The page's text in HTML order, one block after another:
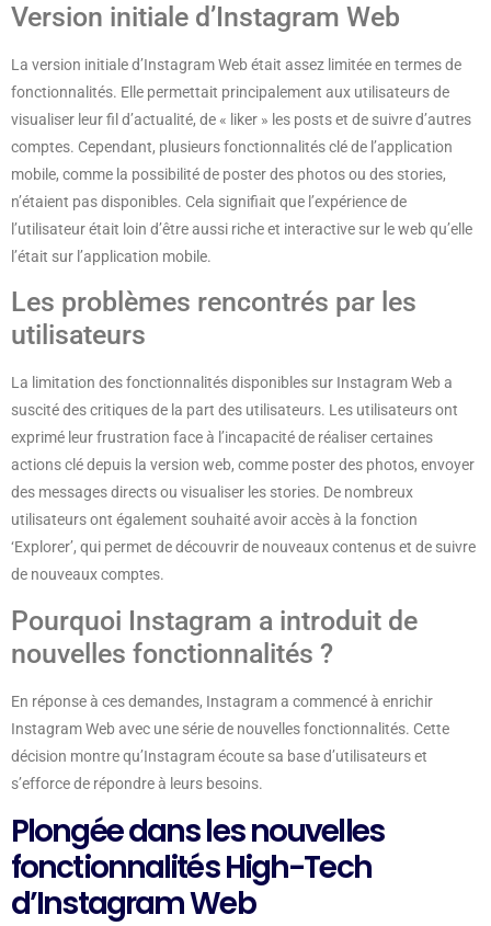
Version initiale d’Instagram Web
La version initiale d’Instagram Web était assez limitée en termes de
fonctionnalités. Elle permettait principalement aux utilisateurs de
visualiser leur fil d’actualité, de « liker » les posts et de suivre d’autres
comptes. Cependant, plusieurs fonctionnalités clé de l’application
mobile, comme la possibilité de poster des photos ou des stories,
n’étaient pas disponibles. Cela signifiait que l’expérience de
l’utilisateur était loin d’être aussi riche et interactive sur le web qu’elle
l’était sur l’application mobile.
Les problèmes rencontrés par les
utilisateurs
La limitation des fonctionnalités disponibles sur Instagram Web a
suscité des critiques de la part des utilisateurs. Les utilisateurs ont
exprimé leur frustration face à l’incapacité de réaliser certaines
actions clé depuis la version web, comme poster des photos, envoyer
des messages directs ou visualiser les stories. De nombreux
utilisateurs ont également souhaité avoir accès à la fonction
‘Explorer’, qui permet de découvrir de nouveaux contenus et de suivre
de nouveaux comptes.
Pourquoi Instagram a introduit de
nouvelles fonctionnalités ?
En réponse à ces demandes, Instagram a commencé à enrichir
Instagram Web avec une série de nouvelles fonctionnalités. Cette
décision montre qu’Instagram écoute sa base d’utilisateurs et
s’efforce de répondre à leurs besoins.
Plongée dans les nouvelles
fonctionnalités High-Tech
d’Instagram Web